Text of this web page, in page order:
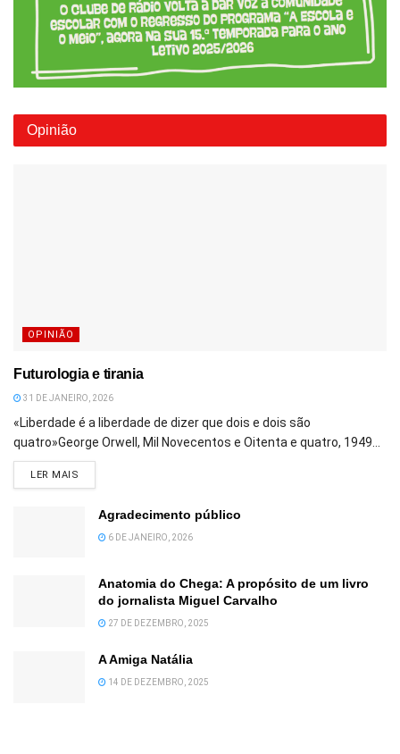
Opinião
OPINIÃO
Futurologia e tirania
31 DE JANEIRO, 2026
«Liberdade é a liberdade de dizer que dois e dois são
quatro»George Orwell, Mil Novecentos e Oitenta e quatro, 1949...
LER MAIS
Agradecimento público
6 DE JANEIRO, 2026
Anatomia do Chega: A propósito de um livro
do jornalista Miguel Carvalho
27 DE DEZEMBRO, 2025
A Amiga Natália
14 DE DEZEMBRO, 2025